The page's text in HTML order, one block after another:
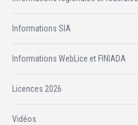
Informations SIA
Informations WebLice et FINIADA
Licences 2026
Vidéos